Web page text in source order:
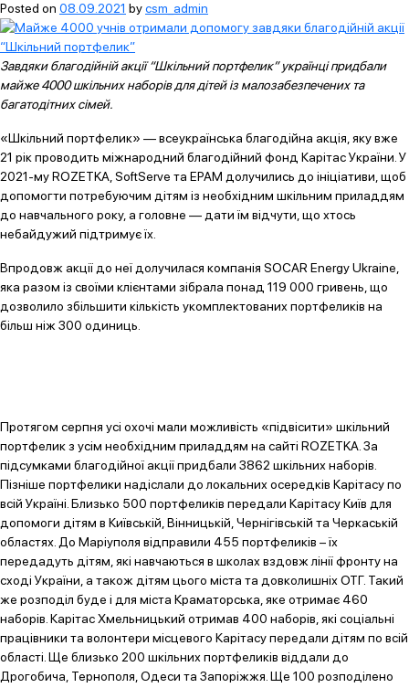
Posted on 08.09.2021 bycsm_admin
Завдяки благодійній акції “Шкільний портфелик” українці придбали
майже 4000 шкільних наборів для дітей із малозабезпечених та
багатодітних сімей.
«Шкільний портфелик» — всеукраїнська благодійна акція, яку вже
21 рік проводить міжнародний благодійний фонд Карітас України. У
2021-му ROZETKA, SoftServe та EPAM долучились до ініціативи, щоб
допомогти потребуючим дітям із необхідним шкільним приладдям
до навчального року, а головне — дати їм відчути, що хтось
небайдужий підтримує їх.
Впродовж акції до неї долучилася компанія SOCAR Energy Ukraine,
яка разом із своїми клієнтами зібрала понад 119 000 гривень, що
дозволило збільшити кількість укомплектованих портфеликів на
більш ніж 300 одиниць.
Протягом серпня усі охочі мали можливість «підвісити» шкільний
портфелик з усім необхідним приладдям на сайті ROZETKA. За
підсумками благодійної акції придбали 3862 шкільних наборів.
Пізніше портфелики надіслали до локальних осередків Карітасу по
всій Україні. Близько 500 портфеликів передали Карітасу Київ для
допомоги дітям в Київській, Вінницькій, Чернігівській та Черкаській
областях. До Маріуполя відправили 455 портфеликів – їх
передадуть дітям, які навчаються в школах вздовж лінії фронту на
сході України, а також дітям цього міста та довколишніх ОТГ. Такий
же розподіл буде і для міста Краматорська, яке отримає 460
наборів. Карітас Хмельницький отримав 400 наборів, які соціальні
працівники та волонтери місцевого Карітасу передали дітям по всій
області. Ще близько 200 шкільних портфеликів віддали до
Дрогобича, Тернополя, Одеси та Запоріжжя. Ще 100 розподілено